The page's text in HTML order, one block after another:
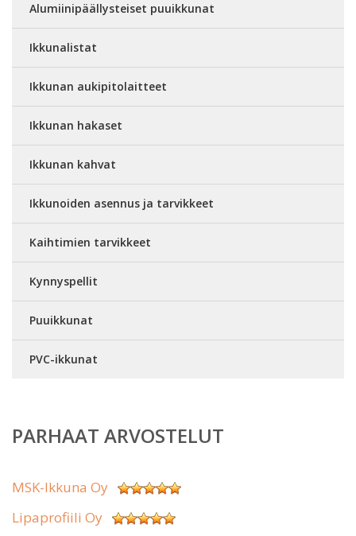
Alumiinipäällysteiset puuikkunat
Ikkunalistat
Ikkunan aukipitolaitteet
Ikkunan hakaset
Ikkunan kahvat
Ikkunoiden asennus ja tarvikkeet
Kaihtimien tarvikkeet
Kynnyspellit
Puuikkunat
PVC-ikkunat
PARHAAT ARVOSTELUT
MSK-Ikkuna Oy
Lipaprofiili Oy